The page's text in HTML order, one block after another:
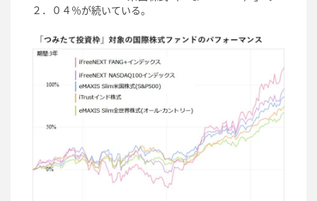
２．０４％が続いている。